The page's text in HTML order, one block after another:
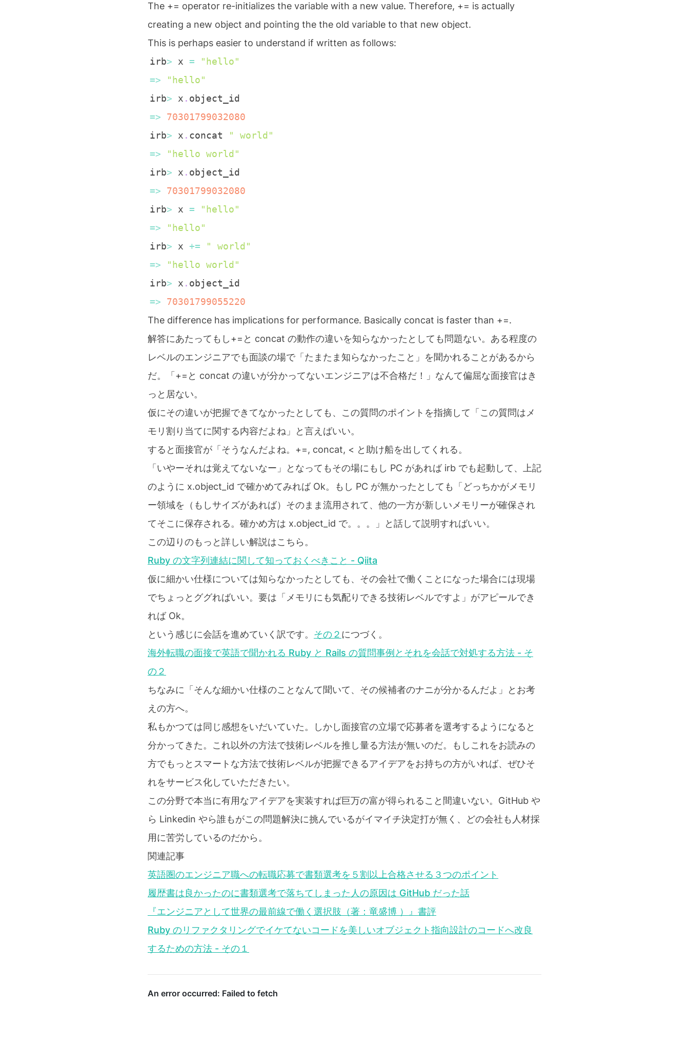
The += operator re-initializes the variable with a new value. Therefore, += is actually
creating a new object and pointing the the old variable to that new object.
This is perhaps easier to understand if written as follows:
irb> x =
"hello"
=>
"hello"
irb> x .
=>
70301799032080
irb> x . concat
" world"
=>
"hello world"
irb> x .
=>
70301799032080
irb> x =
"hello"
=>
"hello"
irb> x +=
" world"
=>
"hello world"
irb> x .
=> 70301799055220
The difference has implications for performance. Basically concat is faster than +=.
解答にあたってもし+=と concat の動作の違いを知らなかったとしても問題ない。ある程度の
レベルのエンジニアでも面談の場で「たまたま知らなかったこと」を聞かれることがあるから
だ。「+=と concat の違いが分かってないエンジニアは不合格だ！」なんて偏屈な面接官はき
っと居ない。
仮にその違いが把握できてなかったとしても、この質問のポイントを指摘して「この質問はメ
モリ割り当てに関する内容だよね」と言えばいい。
すると面接官が「そうなんだよね。+=, concat, < と助け船を出してくれる。
「いやーそれは覚えてないなー」となってもその場にもし PC があれば irb でも起動して、上記
のように x.object_id で確かめてみれば Ok。もし PC が無かったとしても「どっちかがメモリ
ー領域を（もしサイズがあれば）そのまま流用されて、他の一方が新しいメモリーが確保され
てそこに保存される。確かめ方は x.object_id で。。。」と話して説明すればいい。
この辺りのもっと詳しい解説はこちら。
Ruby の文字列連結に関して知っておくべきこと - Qiita
仮に細かい仕様については知らなかったとしても、その会社で働くことになった場合には現場
でちょっとググればいい。要は「メモリにも気配りできる技術レベルですよ」がアピールでき
れば Ok。
という感じに会話を進めていく訳です。 その２ につづく。
海外転職の面接で英語で聞かれる Ruby と Rails の質問事例とそれを会話で対処する方法 - そ
の２
ちなみに「そんな細かい仕様のことなんて聞いて、その候補者のナニが分かるんだよ」とお考
えの方へ。
私もかつては同じ感想をいだいていた。しかし面接官の立場で応募者を選考するようになると
分かってきた。これ以外の方法で技術レベルを推し量る方法が無いのだ。もしこれをお読みの
方でもっとスマートな方法で技術レベルが把握できるアイデアをお持ちの方がいれば、ぜひそ
れをサービス化していただきたい。
この分野で本当に有用なアイデアを実装すれば巨万の富が得られること間違いない。GitHub や
ら Linkedin やら誰もがこの問題解決に挑んでいるがイマイチ決定打が無く、どの会社も人材採
用に苦労しているのだから。
関連記事
英語圏のエンジニア職への転職応募で書類選考を５割以上合格させる３つのポイント
履歴書は良かったのに書類選考で落ちてしまった人の原因は GitHub だった話
『エンジニアとして世界の最前線で働く選択肢（著：竜盛博 ）』書評
Ruby のリファクタリングでイケてないコードを美しいオブジェクト指向設計のコードへ改良
するための方法 - その１